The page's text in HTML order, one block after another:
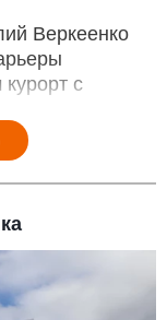
Веркеенко
с